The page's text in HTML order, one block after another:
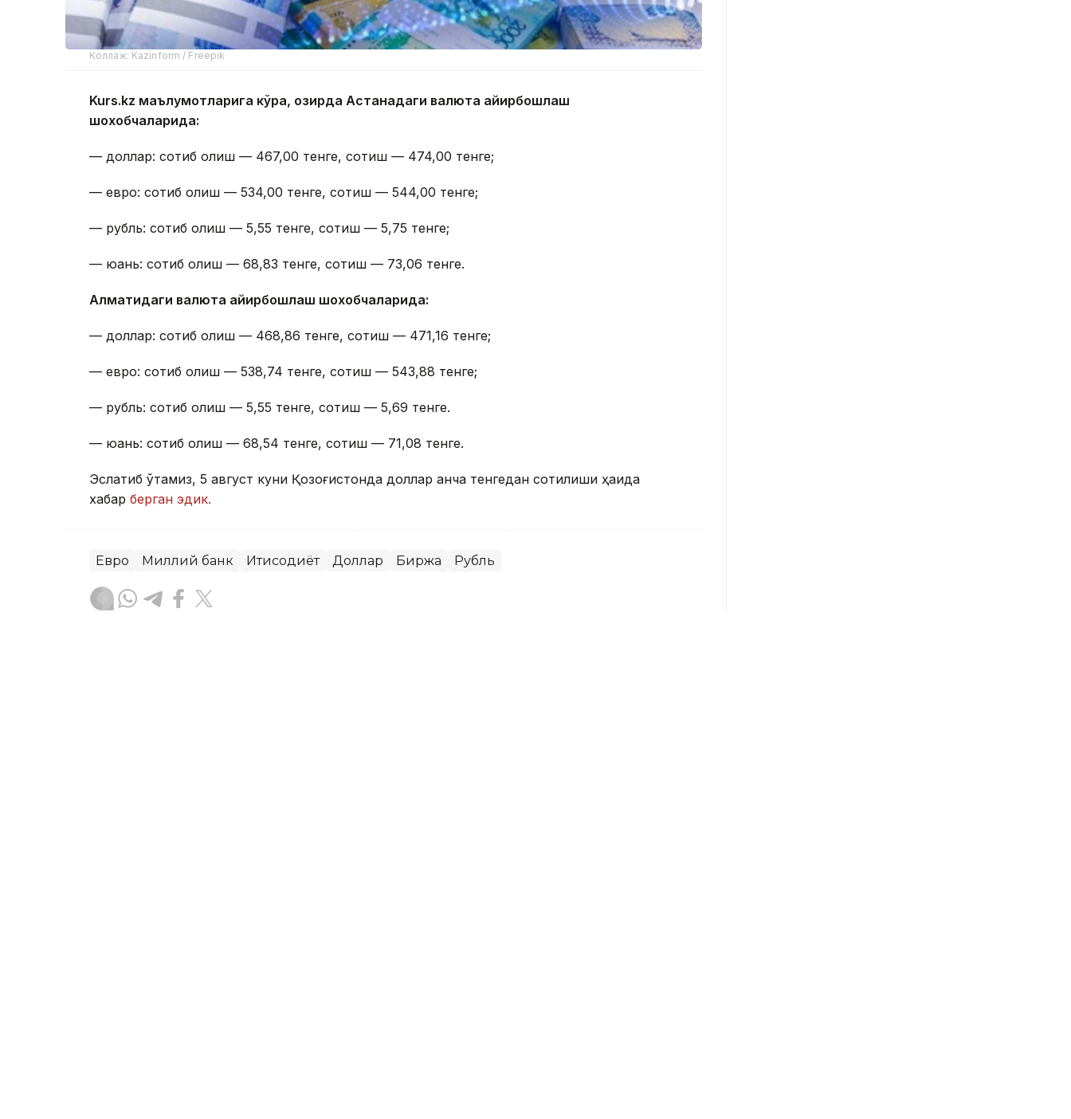
Коллаж: Kazinform / Freepik
Kurs.kz маълумотларига кўра, ҳозирда Астанадаги валюта айирбошлаш
шохобчаларида:
— доллар: сотиб олиш — 467,00 тенге, сотиш — 474,00 тенге;
— евро: сотиб олиш — 534,00 тенге, сотиш — 544,00 тенге;
— рубль: сотиб олиш — 5,55 тенге, сотиш — 5,75 тенге;
— юань: сотиб олиш — 68,83 тенге, сотиш — 73,06 тенге.
Алматидаги валюта айирбошлаш шохобчаларида:
— доллар: сотиб олиш — 468,86 тенге, сотиш — 471,16 тенге;
— евро: сотиб олиш — 538,74 тенге, сотиш — 543,88 тенге;
— рубль: сотиб олиш — 5,55 тенге, сотиш — 5,69 тенге.
— юань: сотиб олиш — 68,54 тенге, сотиш — 71,08 тенге.
Эслатиб ўтамиз, 5 август куни Қозоғистонда доллар қанча тенгедан сотилиши ҳақида
хабар берган эдик.
Евро Миллий банк Иқтисодиёт Доллар Биржа Рубль